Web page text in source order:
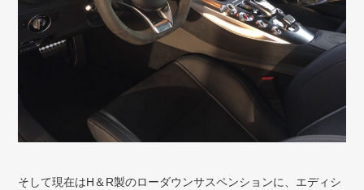
そして現在はH＆R製のローダウンサスペンションに、エディシ